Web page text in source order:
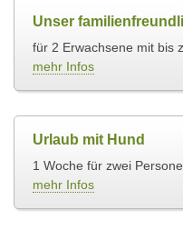
Unser
für 2 Erwachsene mit bis
mehr Infos
Urlaub mit Hund
1 Woche für zwei
mehr Infos